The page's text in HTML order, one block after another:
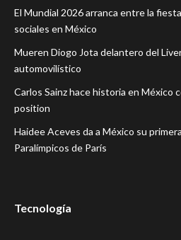
El Mundial 2026 arranca entre la
sociales en México
Mueren Diogo Jota delantero del
automovilístico
Carlos Sainz hace historia en México
position
Haidee Aceves da a México su
Paralímpicos de París
Tecnología